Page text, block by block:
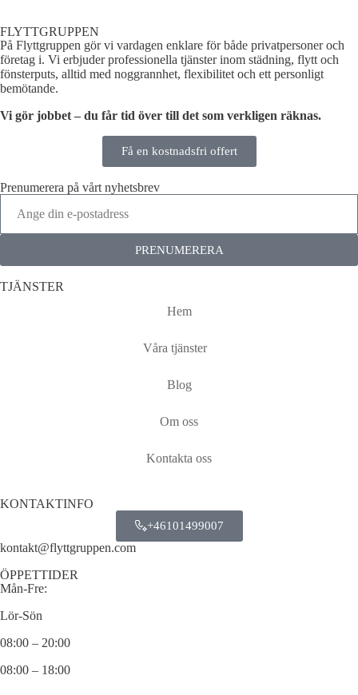
FLYTTGRUPPEN
På Flyttgruppen gör vi vardagen enklare för både privatpersoner och
företag i. Vi erbjuder professionella tjänster inom städning, flytt och
fönsterputs, alltid med noggrannhet, flexibilitet och ett personligt
bemötande.
Vi gör jobbet – du får tid över till det som verkligen räknas.
Få en kostnadsfri offert
Prenumerera på vårt nyhetsbrev
PRENUMERERA
TJÄNSTER
Hem
Våra tjänster
Blog
Om oss
Kontakta oss
KONTAKTINFO
+46101499007
kontakt@flyttgruppen.com
ÖPPETTIDER
Mån-Fre:
Lör-Sön
08:00 – 20:00
08:00 – 18:00